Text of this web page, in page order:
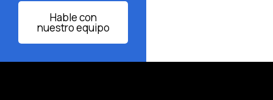
Hable con
nuestro equipo